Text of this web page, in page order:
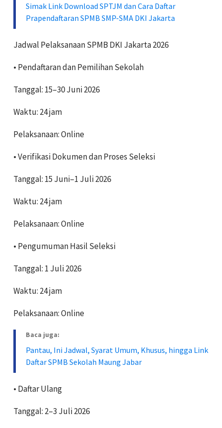
Simak Link Download SPTJM dan Cara Daftar
Prapendaftaran SPMB SMP-SMA DKI Jakarta
Jadwal Pelaksanaan SPMB DKI Jakarta 2026
• Pendaftaran dan Pemilihan Sekolah
Tanggal: 15–30 Juni 2026
Waktu: 24 jam
Pelaksanaan: Online
• Verifikasi Dokumen dan Proses Seleksi
Tanggal: 15 Juni–1 Juli 2026
Waktu: 24 jam
Pelaksanaan: Online
• Pengumuman Hasil Seleksi
Tanggal: 1 Juli 2026
Waktu: 24 jam
Pelaksanaan: Online
Baca juga:
Pantau, Ini Jadwal, Syarat Umum, Khusus, hingga Link
Daftar SPMB Sekolah Maung Jabar
• Daftar Ulang
Tanggal: 2–3 Juli 2026